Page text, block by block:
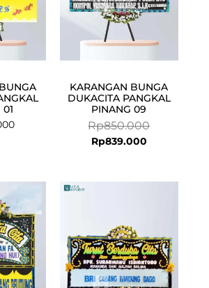
KARANGAN BUNGA
DUKACITA PANGKAL
PINANG 09
Rp850.000
Rp839.000
was:
Rp1.750.000.
is:
Rp1.699.000.